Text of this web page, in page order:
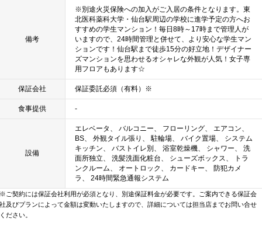
備考
※別途火災保険への加入がご入居の条件となります。東
北医科薬科大学・仙台駅周辺の学校に進学予定の方へお
すすめの学生マンション！毎日8時～17時まで管理人が
いますので、24時間管理と併せて、より安心な学生マン
ションです！仙台駅まで徒歩15分の好立地！デザイナー
ズマンションを思わせるオシャレな外観が人気！女子専
用フロアもあります☆
保証会社 保証委託必須（有料）※
食事提供 -
設備
エレベータ、 バルコニー、 フローリング、 エアコン、
BS、 外観タイル張り、 駐輪場、 バイク置場、 システム
キッチン、 バストイレ別、 浴室乾燥機、 シャワー、 洗
面所独立、 洗髪洗面化粧台、 シューズボックス、 トラ
ンクルーム、 オートロック、 カードキー、 防犯カメ
ラ、 24時間緊急通報システム
※ご契約には保証会社利用が必須となり、別途保証料金が必要です。ご案内できる保証会
社及びプランによって金額は変動いたしますので、詳細については担当店までお問い合せ
ください。